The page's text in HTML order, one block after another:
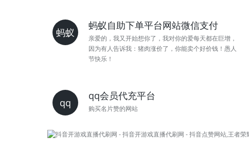
蚂蚁
蚂蚁自助下单平台网站微信支付
亲爱的，我又开始想你了，我对你的爱每天都在巨增，
因为有人告诉我：猪肉涨价了，你能卖个好价钱！愚人
节快乐！
qq
qq会员代充平台
购买名片赞的网站